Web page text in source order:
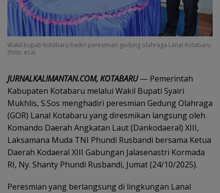
Wakil bupati kotabaru hadiri peresmian gedung olahraga Lanal Kotabaru.
(foto: eca)
JURNALKALIMANTAN.COM, KOTABARU— Pemerintah
Kabupaten Kotabaru melalui Wakil Bupati Syairi
Mukhlis, S.Sos menghadiri peresmian Gedung Olahraga
(GOR) Lanal Kotabaru yang diresmikan langsung oleh
Komando Daerah Angkatan Laut (Dankodaeral) XIII,
Laksamana Muda TNI Phundi Rusbandi bersama Ketua
Daerah Kodaeral XIII Gabungan Jalasenastri Kormada
RI, Ny. Shanty Phundi Rusbandi, Jumat (24/10/2025).
Peresmian yang berlangsung di lingkungan Lanal